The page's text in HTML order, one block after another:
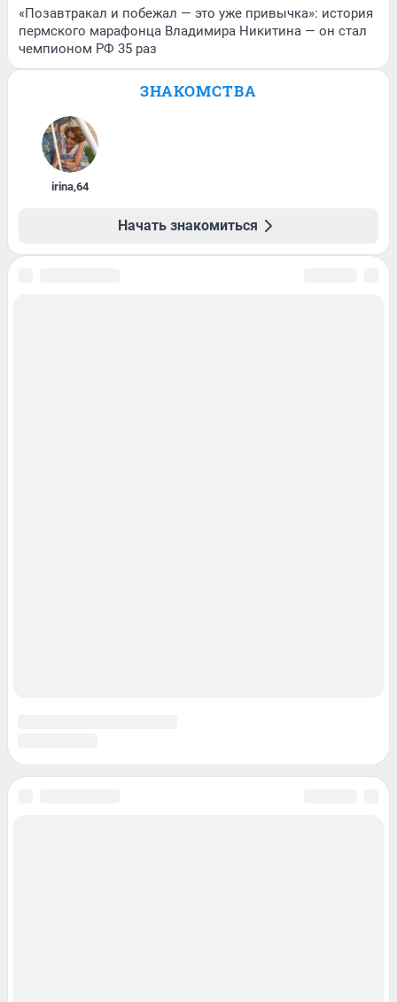
«Позавтракал и побежал — это уже привычка»: история
пермского марафонца Владимира Никитина — он стал
чемпионом РФ 35 раз
ЗНАКОМСТВА
irina,64
Начать знакомиться